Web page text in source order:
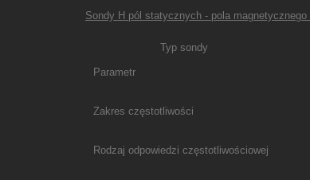
Sondy H pól statycznych - pola magnetycznego
Typ sondy
Parametr
Zakres częstotliwości
Rodzaj odpowiedzi częstotliwościowej